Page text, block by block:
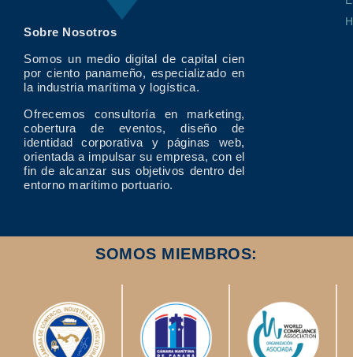
Sobre Nosotros
Somos un medio digital de capital cien
por ciento panameño, especializado en
la industria marítima y logística.
Ofrecemos consultoría en marketing,
cobertura de eventos, diseño de
identidad corporativa y páginas web,
orientada a impulsar su empresa, con el
fin de alcanzar sus objetivos dentro del
entorno marítimo portuario.
SOMOS MIEMBROS: